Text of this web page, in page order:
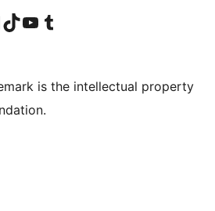
account
LinkedIn account
造訪我們的 TikTok 帳號Visit our YouTube channel
造訪我們的 Tumblr 帳號
is the intellectual property